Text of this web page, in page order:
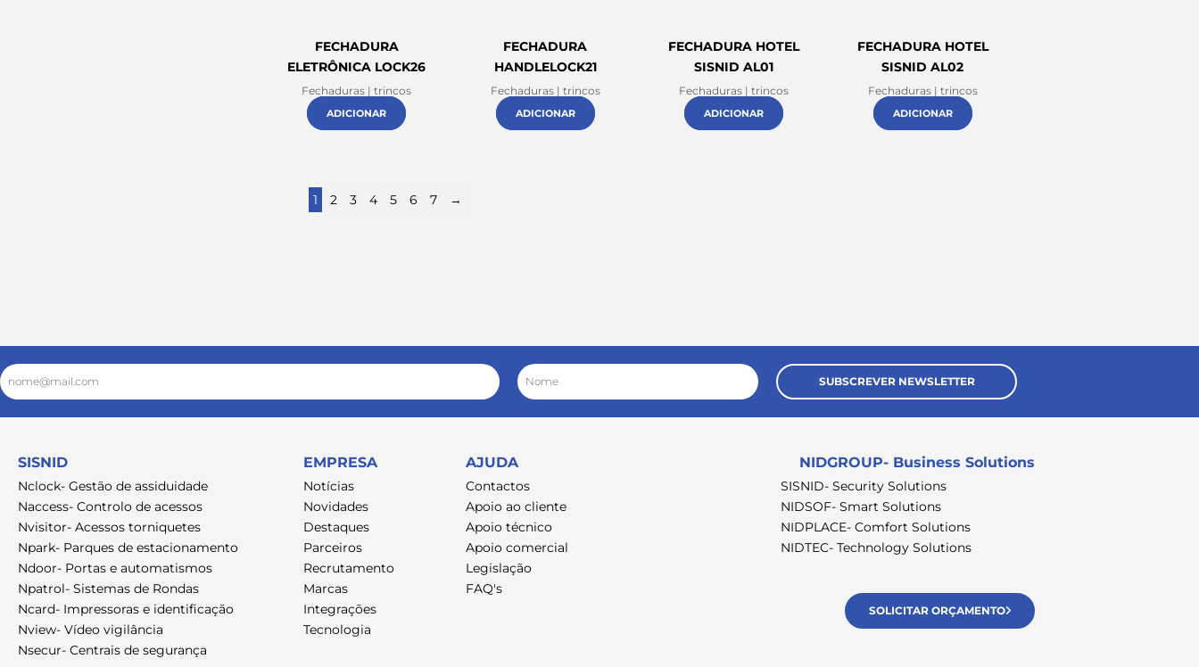
FECHADURA
ELETRÔNICA LOCK26
Fechaduras | trincos
ADICIONAR
FECHADURA
HANDLELOCK21
Fechaduras | trincos
ADICIONAR
FECHADURA HOTEL
SISNID AL01
Fechaduras | trincos
ADICIONAR
FECHADURA HOTEL
SISNID AL02
Fechaduras | trincos
ADICIONAR
1 2 3 4 5 6 7 →
Email Nome
SUBSCREVER NEWSLETTER
SISNID
Nclock- Gestão de assiduidade
Naccess- Controlo de acessos
Nvisitor- Acessos torniquetes
Npark- Parques de estacionamento
Ndoor- Portas e automatismos
Npatrol- Sistemas de Rondas
Ncard- Impressoras e identificação
Nview- Vídeo vigilância
Nsecur- Centrais de segurança
EMPRESA
Notícias
Novidades
Destaques
Parceiros
Recrutamento
Marcas
Integrações
Tecnologia
AJUDA
Contactos
Apoio ao cliente
Apoio técnico
Apoio comercial
Legislação
FAQ's
NIDGROUP- Business Solutions
SISNID- Security Solutions
NIDSOF- Smart Solutions
NIDPLACE- Comfort Solutions
NIDTEC- Technology Solutions
SOLICITAR ORÇAMENTO